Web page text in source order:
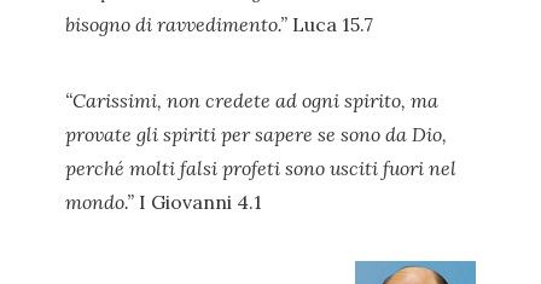
bisogno di ravvedimento.” Luca 15.7
“Carissimi, non credete ad ogni spirito, ma
provate gli spiriti per sapere se sono da Dio,
perché molti falsi profeti sono usciti fuori nel
mondo.” I Giovanni 4.1